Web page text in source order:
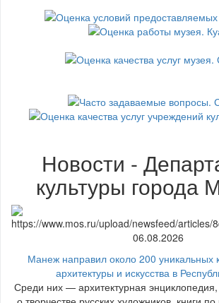
Новости -
культуры города
06.08.2026
Манеж направил около 200 уникальных
архитектуры и искусства в
Среди них — архитектурная энциклопедия,